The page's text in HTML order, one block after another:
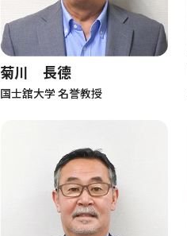
菊川 長德
国士舘大学 名誉教授